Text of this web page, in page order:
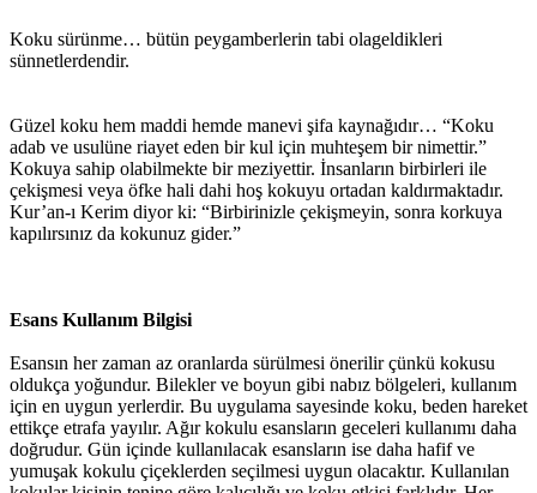
Koku sürünme… bütün peygamberlerin tabi olageldikleri
sünnetlerdendir.
Güzel koku hem maddi hemde manevi şifa kaynağıdır… “Koku
adab ve usulüne riayet eden bir kul için muhteşem bir nimettir.”
Kokuya sahip olabilmekte bir meziyettir. İnsanların birbirleri ile
çekişmesi veya öfke hali dahi hoş kokuyu ortadan kaldırmaktadır.
Kur’an-ı Kerim diyor ki: “Birbirinizle çekişmeyin, sonra korkuya
kapılırsınız da kokunuz gider.”
Esans Kullanım Bilgisi
Esansın her zaman az oranlarda sürülmesi önerilir çünkü kokusu
oldukça yoğundur. Bilekler ve boyun gibi nabız bölgeleri, kullanım
için en uygun yerlerdir. Bu uygulama sayesinde koku, beden hareket
ettikçe etrafa yayılır. Ağır kokulu esansların geceleri kullanımı daha
doğrudur. Gün içinde kullanılacak esansların ise daha hafif ve
yumuşak kokulu çiçeklerden seçilmesi uygun olacaktır. Kullanılan